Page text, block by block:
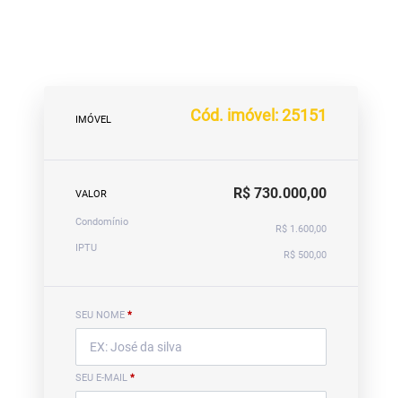
IMÓVEL Cód. imóvel: 25151
VALOR R$ 730.000,00
Condomínio
R$ 1.600,00
IPTU
R$ 500,00
SEU NOME *
SEU E-MAIL *